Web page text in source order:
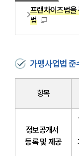
프랜차이즈법을
법
가맹사업법 준
항목
정보공개서
등록 및 제공